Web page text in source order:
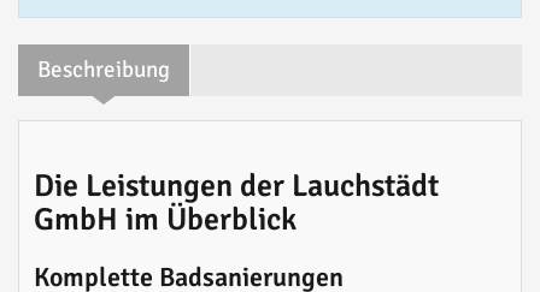
Beschreibung
Die Leistungen der Lauchstädt
GmbH im Überblick
Komplette Badsanierungen